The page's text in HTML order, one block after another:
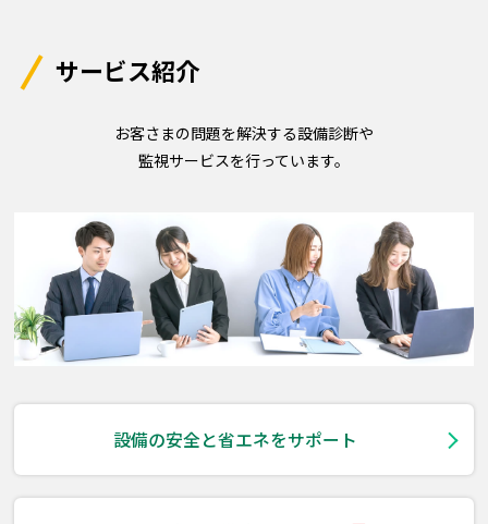
サービス紹介
お客さまの問題を解決する設備診断や
監視サービスを行っています。
設備の安全と省エネをサポート